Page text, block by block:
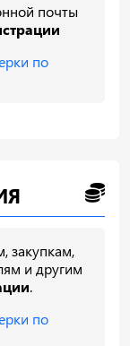
почты
по
закупкам,
и другим
.
по